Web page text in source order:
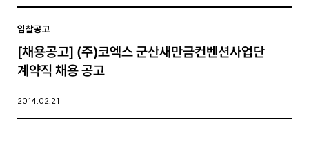
입찰공고
[채용공고] (주)코엑스 군산새만금컨벤션사업단
계약직 채용 공고
2014.02.21